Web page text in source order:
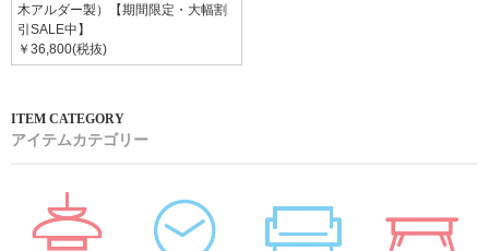
木アルダー製）【期間限定・大幅割
引SALE中】
￥36,800(税抜)
アイテムカテゴリー